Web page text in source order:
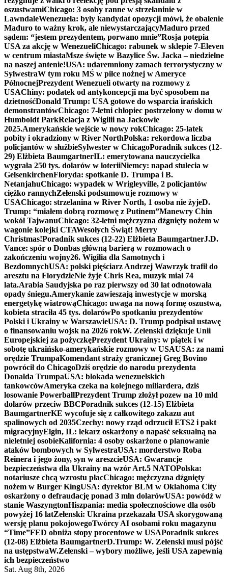
oszustwamiChicago: 3 osoby ranne w strzelaninie w
LawndaleWenezuela: były kandydat opozycji mówi, że obalenie
Maduro to ważny krok, ale niewystarczającyMaduro przed
sądem: “jestem prezydentem, porwano mnie”Rosja potępia
USA za akcję w WenezueliChicago: rabunek w sklepie 7-Eleven
w centrum miastaMsze święte w Bazylice Św. Jacka – niedzielne
na naszej antenie!USA: udaremniony zamach terrorystyczny w
SylwestraW tym roku MŚ w piłce nożnej w Ameryce
PółnocnejPrezydent Wenezueli otwarty na rozmowy z
USAChiny: podatek od antykoncepcji ma być sposobem na
dzietnośćDonald Trump: USA gotowe do wsparcia irańskich
demonstrantówChicago: 7-letni chłopiec postrzelony w domu w
Humboldt ParkRelacja z Wigilii na Jackowie
2025.Amerykańskie wejście w nowy rokChicago: 25-latek
pobity i okradziony w River NorthPolska: rekordowa liczba
policjantów w służbieSylwester w ChicagoPoradnik sukces (12-
29) Elżbieta BaumgartnerIL: emerytowana nauczycielka
wygrała 250 tys. dolarów w loteriiNiemcy: napad stulecia w
GelsenkirchenFloryda: spotkanie D. Trumpa i B.
NetanjahuChicago: wypadek w Wrigleyville, 2 policjantów
ciężko rannychZełenski podsumowuje rozmowy w
USAChicago: strzelanina w River North, 1 osoba nie żyjeD.
Trump: “miałem dobrą rozmowę z Putinem”Manewry Chin
wokół TajwanuChicago: 32-letni mężczyzna dźgnięty nożem w
wagonie kolejki CTAWesołych Świąt! Merry
Christmas!Poradnik sukces (12-22) Elżbieta BaumgartnerJ.D.
Vance: spór o Donbas główną barierą w rozmowach o
zakończeniu wojny26. Wigilia dla Samotnych i
BezdomnychUSA: polski pięściarz Andrzej Wawrzyk trafił do
aresztu na FlorydzieNie żyje Chris Rea, muzyk miał 74
lata.Arabia Saudyjska po raz pierwszy od 30 lat odnotowała
opady śniegu.Amerykanie zawieszają inwestycje w morską
energetykę wiatrowąChicago: uwaga na nową formę oszustwa,
kobieta straciła 45 tys. dolarówPo spotkaniu prezydentów
Polski i Ukrainy w WarszawieUSA: D. Trump podpisał ustawę
o finansowaniu wojsk na 2026 rokW. Zełenski dziękuje Unii
Europejskiej za pożyczkęPrezydent Ukrainy: w piątek i w
sobotę ukraińsko-amerykańskie rozmowy w USAUSA: za nami
orędzie TrumpaKomendant straży granicznej Greg Bovino
powrócił do ChicagoDziś orędzie do narodu prezydenta
Donalda TrumpaUSA: blokada wenezuelskich
tankowcówAmeryka czeka na kolejnego miliardera, dziś
losowanie PowerballPrezydent Trump złożył pozew na 10 mld
dolarów przeciw BBCPoradnik sukces (12-15) Elżbieta
BaumgartnerKE wycofuje się z całkowitego zakazu aut
spalinowych od 2035Czechy: nowy rząd odrzucił ETS2 i pakt
migracyjnyElgin, IL: lekarz oskarżony o napaść seksualną na
nieletniej osobieKalifornia: 4 osoby oskarżone o planowanie
ataków bombowych w SylwestraUSA: morderstwo Roba
Reinera i jego żony, syn w areszcieUSA: Gwarancje
bezpieczeństwa dla Ukrainy na wzór Art.5 NATOPolska:
notariusze chcą wzrostu płacChicago: mężczyzna dźgnięty
nożem w Burger KingUSA: dyrektor BLM w Oklahoma City
oskarżony o defraudację ponad 3 mln dolarówUSA: powódź w
stanie WaszyngtonHiszpania: media społecznościowe dla osób
powyżej 16 latZełenski: Ukraina przekazała USA skorygowaną
wersję planu pokojowegoTwórcy AI osobami roku magazynu
“Time”FED obniża stopy procentowe w USAPoradnik sukces
(12-08) Elżbieta BaumgartnerD.Trump: W. Zełenski musi pójść
na ustępstwaW.Zełenski – wybory możliwe, jeśli USA zapewnią
ich bezpieczeństwo
Sat. Aug 8th, 2026